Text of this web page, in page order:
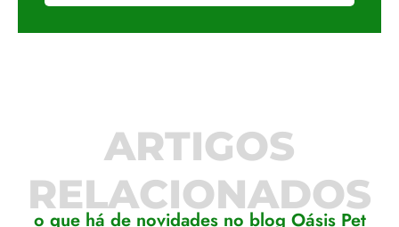
ARTIGOS
RELACIONADOS
o que há de novidades no blog Oásis Pet